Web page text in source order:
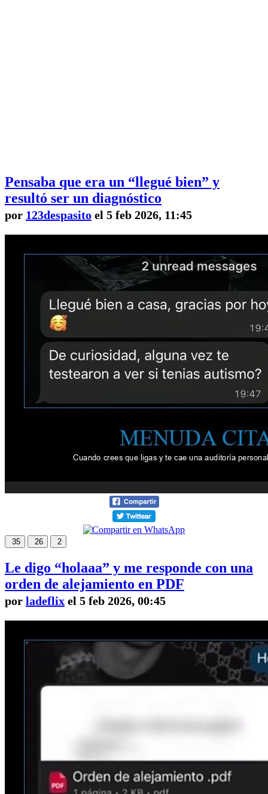
Pensaba que era un “llegué bien” y
resultó ser un diagnóstico
por 123despasito el 5 feb 2026, 11:45
35 26 2
Le digo “holaaa” y me responde con una
orden de alejamiento en PDF
por ladeflix el 5 feb 2026, 00:45